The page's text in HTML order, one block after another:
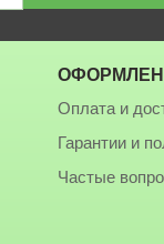
Оплата и
Гарантии и
Частые